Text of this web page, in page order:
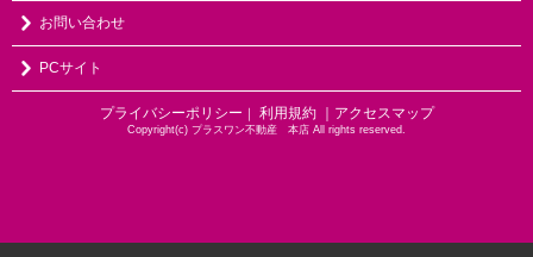
お問い合わせ
PCサイト
プライバシーポリシー 利用規約 ｜アクセスマップ
Copyright(c) プラスワン不動産 本店 All rights reserved.